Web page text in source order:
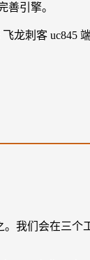
善引擎。
我们会在三个